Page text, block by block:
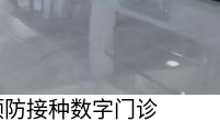
接种数字门诊